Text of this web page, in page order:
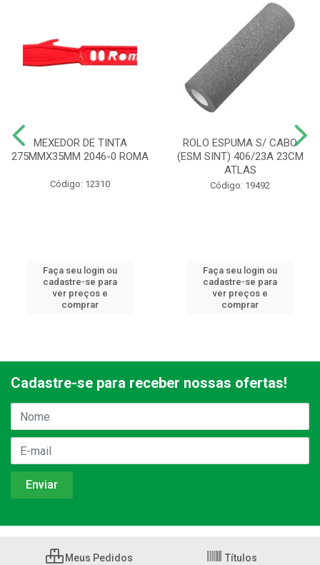
MEXEDOR DE TINTA
275MMX35MM 2046-0 ROMA
Código: 12310
Faça seu login ou
cadastre-se para
ver preços e
comprar
ROLO ESPUMA S/ CABO
(ESM SINT) 406/23A 23CM
ATLAS
Código: 19492
Faça seu login ou
cadastre-se para
ver preços e
comprar
Cadastre-se para receber nossas ofertas!
Meus Pedidos Títulos